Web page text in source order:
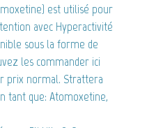
est utilisé pour
avec Hyperactivité
sous la forme de
les commander ici
prix normal. Strattera
tant que: Atomoxetine,